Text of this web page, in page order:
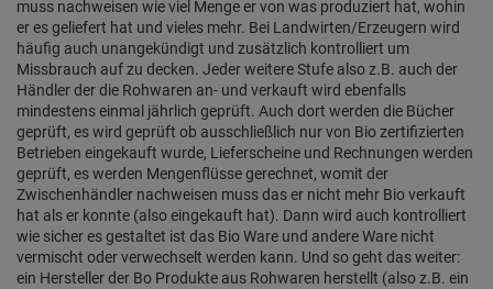
muss nachweisen wie viel Menge er von was produziert hat, wohin
er es geliefert hat und vieles mehr. Bei Landwirten/Erzeugern wird
häufig auch unangekündigt und zusätzlich kontrolliert um
Missbrauch auf zu decken. Jeder weitere Stufe also z.B. auch der
Händler der die Rohwaren an- und verkauft wird ebenfalls
mindestens einmal jährlich geprüft. Auch dort werden die Bücher
geprüft, es wird geprüft ob ausschließlich nur von Bio zertifizierten
Betrieben eingekauft wurde, Lieferscheine und Rechnungen werden
geprüft, es werden Mengenflüsse gerechnet, womit der
Zwischenhändler nachweisen muss das er nicht mehr Bio verkauft
hat als er konnte (also eingekauft hat). Dann wird auch kontrolliert
wie sicher es gestaltet ist das Bio Ware und andere Ware nicht
vermischt oder verwechselt werden kann. Und so geht das weiter:
ein Hersteller der Bo Produkte aus Rohwaren herstellt (also z.B. ein